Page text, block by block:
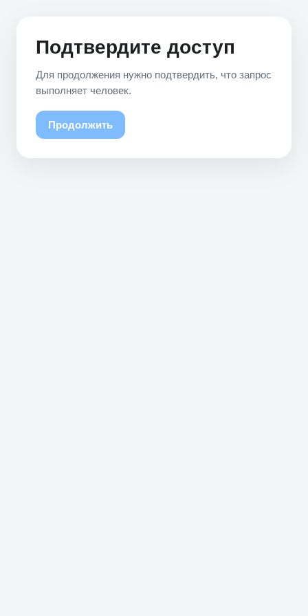
Подтвердите доступ
Для продолжения нужно подтвердить, что запрос
выполняет человек.
Продолжить